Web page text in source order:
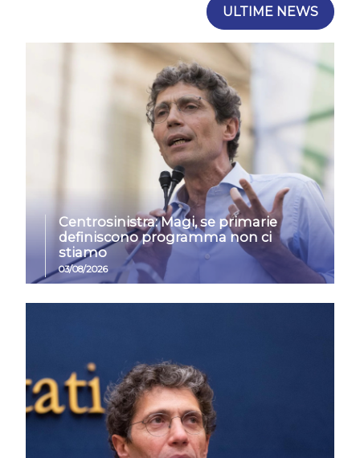
ULTIME NEWS
Centrosinistra: Magi, se primarie
definiscono programma non ci
stiamo
03/08/2026